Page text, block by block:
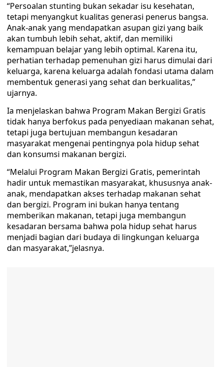
“Persoalan stunting bukan sekadar isu kesehatan,
tetapi menyangkut kualitas generasi penerus bangsa.
Anak-anak yang mendapatkan asupan gizi yang baik
akan tumbuh lebih sehat, aktif, dan memiliki
kemampuan belajar yang lebih optimal. Karena itu,
perhatian terhadap pemenuhan gizi harus dimulai dari
keluarga, karena keluarga adalah fondasi utama dalam
membentuk generasi yang sehat dan berkualitas,”
ujarnya.
Ia menjelaskan bahwa Program Makan Bergizi Gratis
tidak hanya berfokus pada penyediaan makanan sehat,
tetapi juga bertujuan membangun kesadaran
masyarakat mengenai pentingnya pola hidup sehat
dan konsumsi makanan bergizi.
“Melalui Program Makan Bergizi Gratis, pemerintah
hadir untuk memastikan masyarakat, khususnya anak-
anak, mendapatkan akses terhadap makanan sehat
dan bergizi. Program ini bukan hanya tentang
memberikan makanan, tetapi juga membangun
kesadaran bersama bahwa pola hidup sehat harus
menjadi bagian dari budaya di lingkungan keluarga
dan masyarakat,”jelasnya.